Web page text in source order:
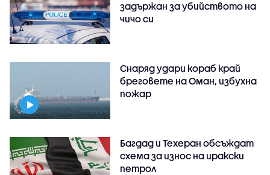
задържан за убийството на
чичо си
Снаряд удари кораб край
бреговете на Оман, избухна
пожар
Багдад и Техеран обсъждат
схема за износ на иракски
петрол